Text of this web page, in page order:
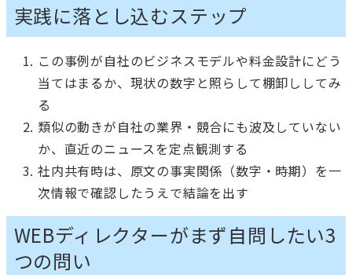
実践に落とし込むステップ
この事例が自社のビジネスモデルや料金設計にどう
当てはまるか、現状の数字と照らして棚卸ししてみ
る
類似の動きが自社の業界・競合にも波及していない
か、直近のニュースを定点観測する
社内共有時は、原文の事実関係（数字・時期）を一
次情報で確認したうえで結論を出す
WEBディレクターがまず自問したい3
つの問い